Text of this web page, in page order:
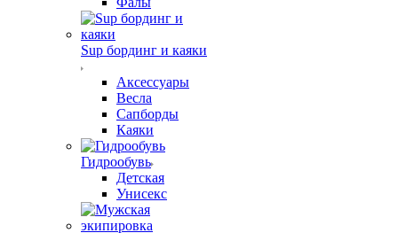
Sup бординг и каяки
Аксессуары
Весла
Сапборды
Каяки
Гидрообувь
Детская
Унисекс